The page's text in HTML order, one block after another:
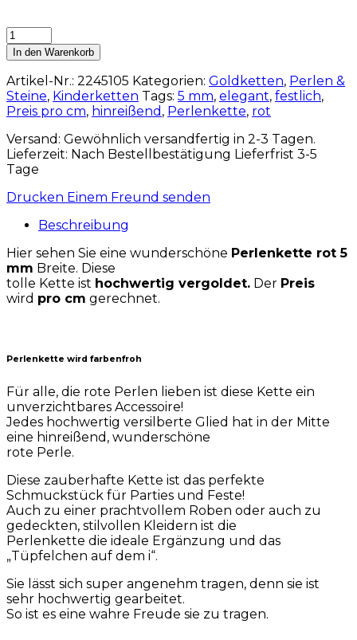
In den Warenkorb
Artikel-Nr.: 2245105 Kategorien: Goldketten, Perlen &
Steine, Kinderketten Tags: 5 mm, elegant, festlich,
Preis pro cm, hinreißend , Perlenkette, rot
Versand: Gewöhnlich versandfertig in 2-3 Tagen.
Lieferzeit: Nach Bestellbestätigung Lieferfrist 3-5
Tage
Drucken Einem Freund senden
Beschreibung
Hier sehen Sie eine wunderschöne Perlenkette rot 5
mm Breite. Diese
tolle Kette ist hochwertig vergoldet. Der Preis
wird pro cm gerechnet.
Perlenkette wird farbenfroh
Für alle, die rote Perlen lieben ist diese Kette ein
unverzichtbares Accessoire!
Jedes hochwertig versilberte Glied hat in der Mitte
eine hinreißend, wunderschöne
rote Perle.
Diese zauberhafte Kette ist das perfekte
Schmuckstück für Parties und Feste!
Auch zu einer prachtvollem Roben oder auch zu
gedeckten, stilvollen Kleidern ist die
Perlenkette die ideale Ergänzung und das
„Tüpfelchen auf dem i“.
Sie lässt sich super angenehm tragen, denn sie ist
sehr hochwertig gearbeitet.
So ist es eine wahre Freude sie zu tragen.